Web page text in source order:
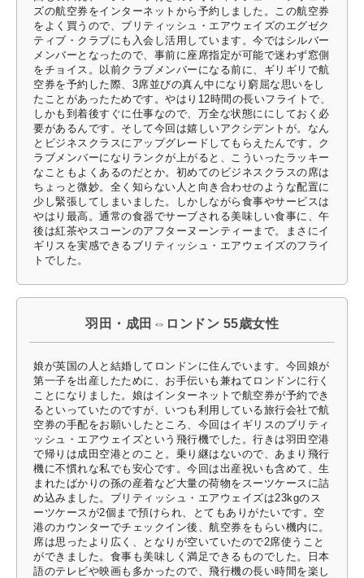
ズの航空券をインターネットから予約しました。この航空券
をよく買うので、ブリティッシュ・エアウェイズのエグゼク
ティブ・クラブにも入会し活用しています。今ではシルバー
メンバーとなったので、事前に座席指定が可能で迷わず窓側
をチョイス。以前クラブメンバーになる前に、ギリギリで航
空券を予約した際、3席並びの真ん中になり窮屈な思いをし
たことがあったためです。やはり12時間の長いフライトで、
しかも到着後すぐに仕事なので、万全な状態ににしておく必
要があるんです。そして今回は嬉しいアクシデントが。なん
とビジネスクラスにアップグレードしてもらえたんです。ク
ラブメンバーになりランクが上がると、こういったラッキー
なこともよくあるのだとか。初めてのビジネスクラスの席は
ちょっと微妙。全く知らない人と向き合わせのような配置に
少し緊張してしまいました。しかしながら食事やサービスは
やはり最高。通常の食器でサーブされる美味しい食事に、午
後は紅茶やスコーンのアフターヌーンティーまで。まさにイ
ギリスを実感できるブリティッシュ・エアウェイズのフライ
トでした。
羽田・成田⇔ロンドン 55歳女性
娘が英国の人と結婚してロンドンに住んでいます。今回娘が
第一子を出産したために、お手伝いも兼ねてロンドンに行く
ことになりました。娘はインターネットで航空券が予約でき
るといっていたのですが、いつも利用している旅行会社で航
空券の手配をお願いしたところ、今回はイギリスのブリティ
ッシュ・エアウェイズという飛行機でした。行きは羽田空港
で帰りは成田空港とのこと。乗り継はないので、あまり飛行
機に不慣れな私でも安心です。今回は出産祝いも含めて、生
まれたばかりの孫の産着など大量の荷物をスーツケースに詰
め込みました。ブリティッシュ・エアウェイズは23kgのス
ーツケースが2個まで預けられ、とてもありがたいです。空
港のカウンターでチェックイン後、航空券をもらい機内に。
席は思ったより広く、となりが空いていたので2席使うこと
ができました。食事も美味しく満足できるものでした。日本
語のテレビや映画も多かったので、飛行機の長い時間を楽し